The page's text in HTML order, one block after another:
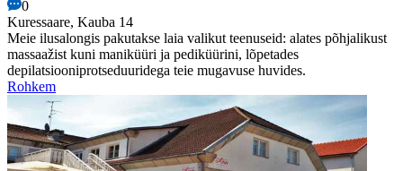
0
Kuressaare, Kauba 14
Meie ilusalongis pakutakse laia valikut teenuseid: alates põhjalikust
massaažist kuni maniküüri ja pediküürini, lõpetades
depilatsiooniprotseduuridega teie mugavuse huvides.
Rohkem